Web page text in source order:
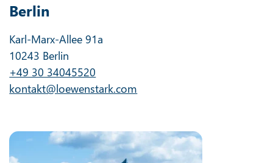
Berlin
Karl-Marx-Allee 91a
10243 Berlin
+49 30 34045520
kontakt@loewenstark.com